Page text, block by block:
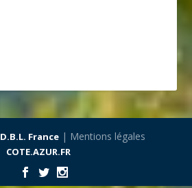
D.B.L. France| Mentions légales
COTE.AZUR.FR